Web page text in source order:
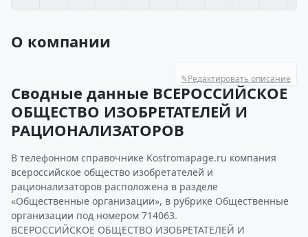
О компании
✎Редактировать описание
Сводные данные ВСЕРОССИЙСКОЕ
ОБЩЕСТВО ИЗОБРЕТАТЕЛЕЙ И
РАЦИОНАЛИЗАТОРОВ
В телефонном справочнике Kostromapage.ru компания
всероссийское общество изобретателей и
рационализаторов расположена в разделе
«Общественные организации», в рубрике Общественные
организации под номером 714063.
ВСЕРОССИЙСКОЕ ОБЩЕСТВО ИЗОБРЕТАТЕЛЕЙ И